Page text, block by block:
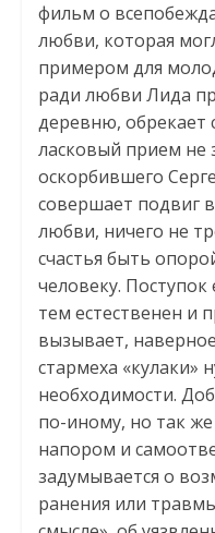
фильм о
любви, которая
примером для
ради любви Лида
деревню, обрекает
ласковый прием не
оскорбившего
совершает подвиг
любви, ничего не
счастья быть
человеку. Поступок
тем естественен и
вызывает,
стармеха «кулаки»
необходимости.
по-иному, но так
напором и
задумывается о
ранения или